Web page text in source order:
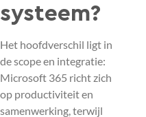
systeem?
Het hoofdverschil ligt in
de scope en integratie:
Microsoft 365 richt zich
op productiviteit en
samenwerking, terwijl